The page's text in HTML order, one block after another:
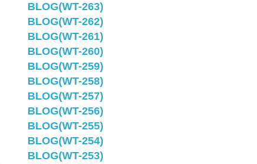
BLOG(WT-263)
BLOG(WT-262)
BLOG(WT-261)
BLOG(WT-260)
BLOG(WT-259)
BLOG(WT-258)
BLOG(WT-257)
BLOG(WT-256)
BLOG(WT-255)
BLOG(WT-254)
BLOG(WT-253)